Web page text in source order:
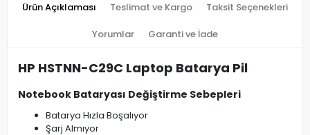
Ürün Açıklaması Teslimat ve Kargo Taksit Seçenekleri
Yorumlar Garanti ve İade
HP HSTNN-C29C Laptop Batarya Pil
Notebook Bataryası Değiştirme Sebepleri
Batarya Hızla Boşalıyor
Şarj Almıyor